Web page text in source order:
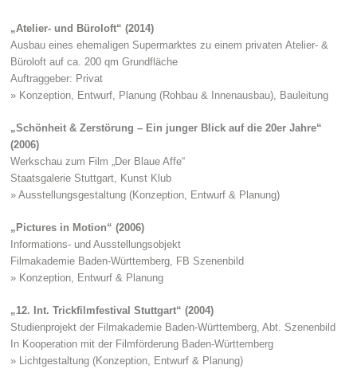
„Atelier- und Büroloft“ (2014)
Ausbau eines ehemaligen Supermarktes zu einem privaten Atelier- &
Büroloft auf ca. 200 qm Grundfläche
Auftraggeber: Privat
» Konzeption, Entwurf, Planung (Rohbau & Innenausbau), Bauleitung
„Schönheit & Zerstörung – Ein junger Blick auf die 20er Jahre“
(2006)
Werkschau zum Film „Der Blaue Affe“
Staatsgalerie Stuttgart, Kunst Klub
» Ausstellungsgestaltung (Konzeption, Entwurf & Planung)
„Pictures in Motion“ (2006)
Informations- und Ausstellungsobjekt
Filmakademie Baden-Württemberg, FB Szenenbild
» Konzeption, Entwurf & Planung
„12. Int. Trickfilmfestival Stuttgart“ (2004)
Studienprojekt der Filmakademie Baden-Württemberg, Abt. Szenenbild
In Kooperation mit der Filmförderung Baden-Württemberg
» Lichtgestaltung (Konzeption, Entwurf & Planung)